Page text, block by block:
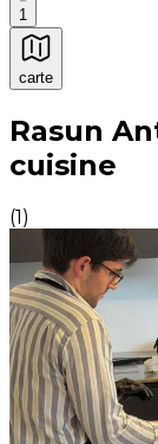
1
carte
Expériences
Rasun
cuisine
(1)